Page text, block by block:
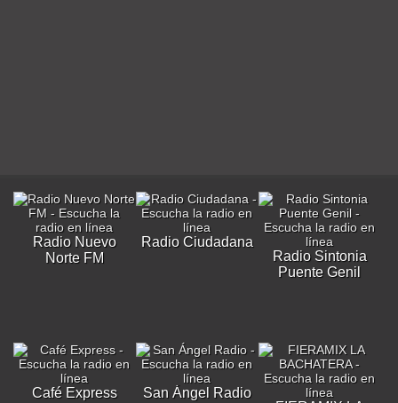
Radio Nuevo
Norte FM
Radio Ciudadana
Radio Sintonia
Puente Genil
Café Express
San Ángel Radio